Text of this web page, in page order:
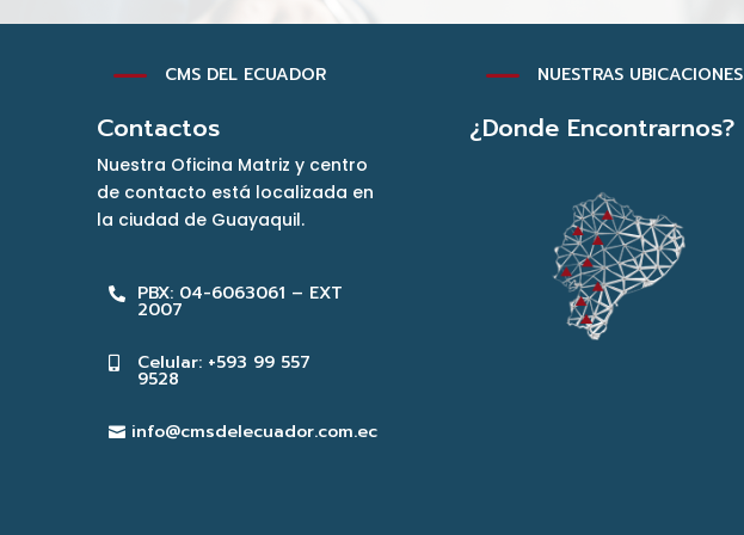
K CMS DEL ECUADOR
Contactos
Nuestra Oficina Matriz y centro
de contacto está localizada en
la ciudad de Guayaquil.
 PBX: 04-6063061 – EXT
2007
 Celular: +593 99 557
9528
 info@cmsdelecuador.com.ec
K NUESTRAS UBICACIONES
¿Donde Encontrarnos?